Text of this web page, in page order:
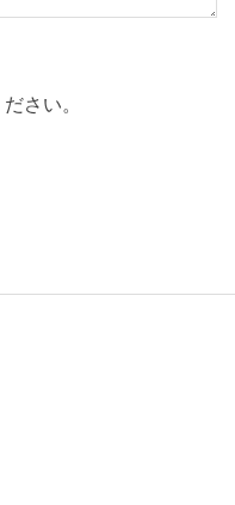
さい。